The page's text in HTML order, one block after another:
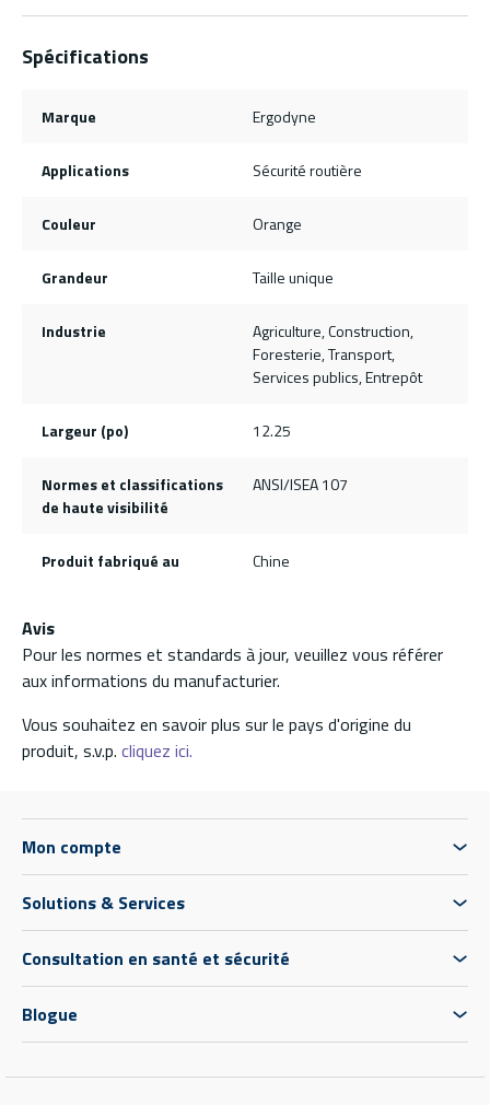
Spécifications
Marque Ergodyne
Applications Sécurité routière
Couleur Orange
Grandeur Taille unique
Industrie
Agriculture, Construction,
Foresterie, Transport,
Services publics, Entrepôt
Largeur (po) 12.25
Normes et classifications
de haute visibilité
ANSI/ISEA 107
Produit fabriqué au Chine
Avis
Pour les normes et standards à jour, veuillez vous référer
aux informations du manufacturier.
Vous souhaitez en savoir plus sur le pays d'origine du
produit, s.v.p. cliquez ici.
Mon compte
Solutions & Services
Consultation en santé et sécurité
Blogue